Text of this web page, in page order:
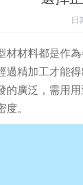
材材料都是作
過精加工才能
的廣泛，需用
。